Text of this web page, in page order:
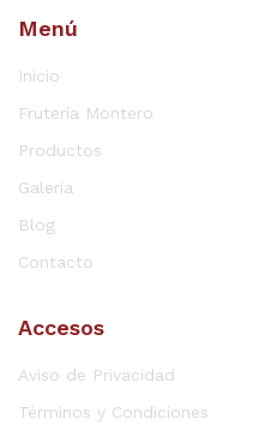
Menú
Inicio
Frutería Montero
Productos
Galería
Blog
Contacto
Accesos
Aviso de Privacidad
Términos y Condiciones